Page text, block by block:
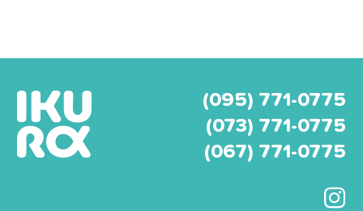
(095) 771-0775
(073) 771-0775
(067) 771-0775